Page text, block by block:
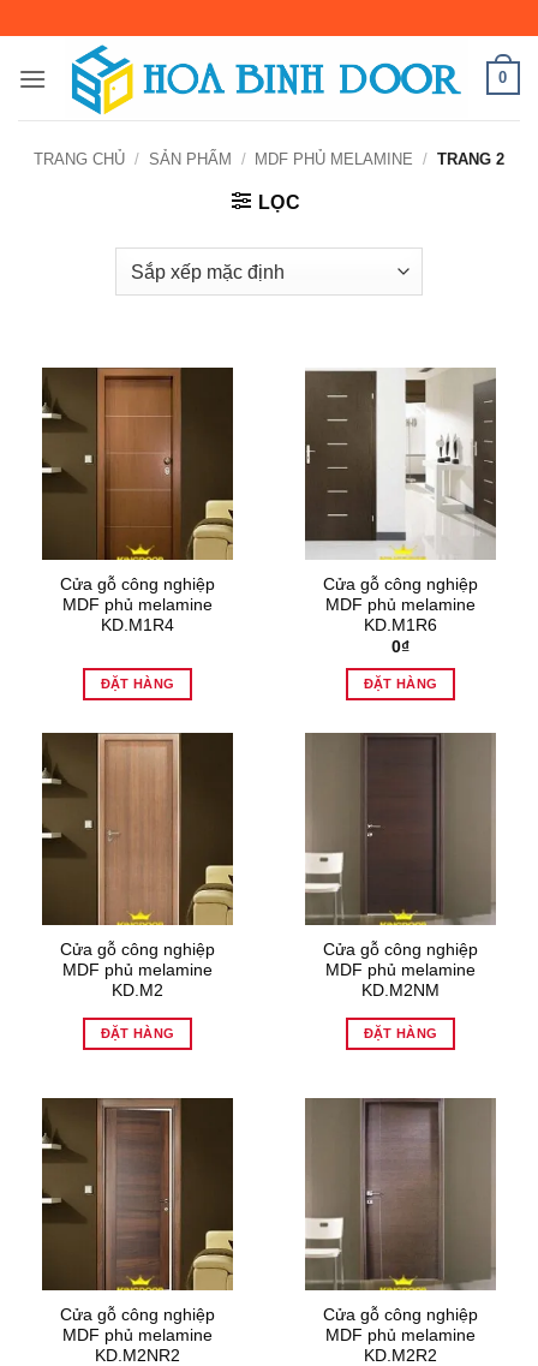
nội
0
TRANG CHỦ / SẢN PHẨM / MDF PHỦ MELAMINE / TRANG 2
LỌC
Cửa gỗ công nghiệp
MDF phủ melamine
KD.M1R4
ĐẶT HÀNG
Cửa gỗ công nghiệp
MDF phủ melamine
KD.M1R6
0₫
ĐẶT HÀNG
Cửa gỗ công nghiệp
MDF phủ melamine
KD.M2
ĐẶT HÀNG
Cửa gỗ công nghiệp
MDF phủ melamine
KD.M2NM
ĐẶT HÀNG
Cửa gỗ công nghiệp
MDF phủ melamine
KD.M2NR2
Cửa gỗ công nghiệp
MDF phủ melamine
KD.M2R2